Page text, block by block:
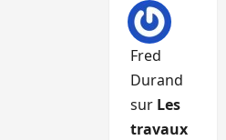
Fred
Durand
sur Les
travaux